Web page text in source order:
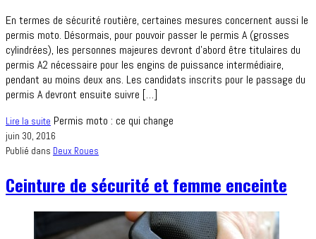
En termes de sécurité routière, certaines mesures concernent aussi le
permis moto. Désormais, pour pouvoir passer le permis A (grosses
cylindrées), les personnes majeures devront d’abord être titulaires du
permis A2 nécessaire pour les engins de puissance intermédiaire,
pendant au moins deux ans. Les candidats inscrits pour le passage du
permis A devront ensuite suivre […]
Lire la suite Permis moto : ce qui change
juin 30, 2016
Publié dans Deux Roues
Ceinture de sécurité et femme enceinte